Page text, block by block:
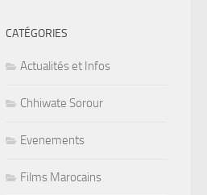
CATÉGORIES
Actualités et Infos
Chhiwate Sorour
Evenements
Films Marocains